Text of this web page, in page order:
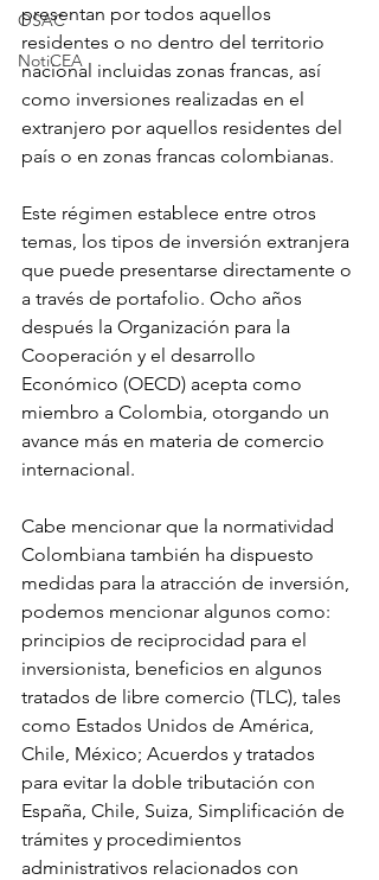
OSAC
NotiCEA
presentan por todos aquellos
residentes o no dentro del territorio
nacional incluidas zonas francas, así
como inversiones realizadas en el
extranjero por aquellos residentes del
país o en zonas francas colombianas.
Este régimen establece entre otros
temas, los tipos de inversión extranjera
que puede presentarse directamente o
a través de portafolio. Ocho años
después la Organización para la
Cooperación y el desarrollo
Económico (OECD) acepta como
miembro a Colombia, otorgando un
avance más en materia de comercio
internacional.
Cabe mencionar que la normatividad
Colombiana también ha dispuesto
medidas para la atracción de inversión,
podemos mencionar algunos como:
principios de reciprocidad para el
inversionista, beneficios en algunos
tratados de libre comercio (TLC), tales
como Estados Unidos de América,
Chile, México; Acuerdos y tratados
para evitar la doble tributación con
España, Chile, Suiza, Simplificación de
trámites y procedimientos
administrativos relacionados con